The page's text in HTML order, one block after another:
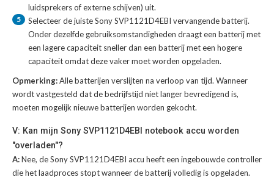
luidsprekers of externe schijven) uit.
5 Selecteer de juisteSony SVP1121D4EBI vervangende batterij.
Onder dezelfde gebruiksomstandigheden draagt een batterij met
een lagere capaciteit sneller dan een batterij met een hogere
capaciteit omdat deze vaker moet worden opgeladen.
Opmerking:Alle batterijen verslijten na verloop van tijd. Wanneer
wordt vastgesteld dat de bedrijfstijd niet langer bevredigend is,
moeten mogelijk nieuwe batterijen worden gekocht.
V: Kan mijn Sony SVP1121D4EBI notebook accu worden
"overladen"?
A:Nee, de Sony SVP1121D4EBI accu heeft een ingebouwde controller
die het laadproces stopt wanneer de batterij volledig is opgeladen.